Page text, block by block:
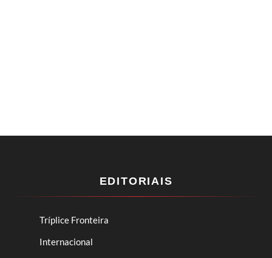
EDITORIAIS
Tríplice Fronteira
Internacional